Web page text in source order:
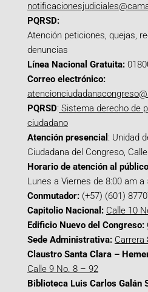
PQRSD:
Atención peticiones, quejas,
denuncias
Línea Nacional Gratuita:
Correo electrónico:
PQRSD: Sistema derecho de
ciudadano
Atención presencial : Unidad
Ciudadana del Congreso,
Horario de atención al
Lunes a Viernes de 8:00 am a
Conmutador: (+57) (601)
Capitolio Nacional: Calle 10
Edificio Nuevo del Congreso:
Sede Administrativa: Carrera
Claustro Santa Clara –
Calle 9 No. 8 – 92
Biblioteca Luis Carlos Galán